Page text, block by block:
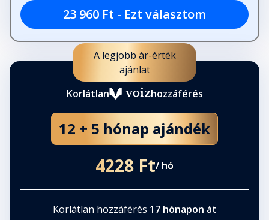
23 960 Ft - Ezt választom
A legjobb ár-érték
ajánlat
Korlátlan
hozzáférés
12 + 5 hónap ajándék
4228 Ft/ hó
Korlátlan hozzáférés 17 hónapon át